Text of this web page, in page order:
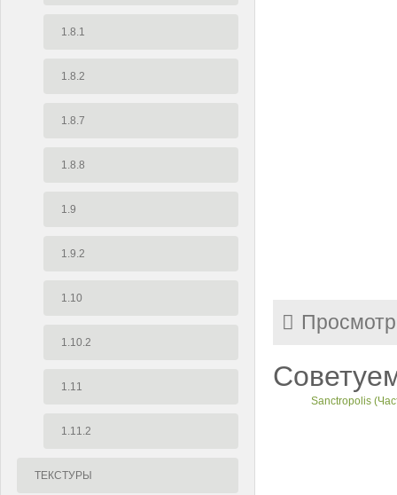
1.8.1
1.8.2
1.8.7
1.8.8
1.9
1.9.2
1.10
1.10.2
1.11
1.11.2
ТЕКСТУРЫ
Sanctropolis